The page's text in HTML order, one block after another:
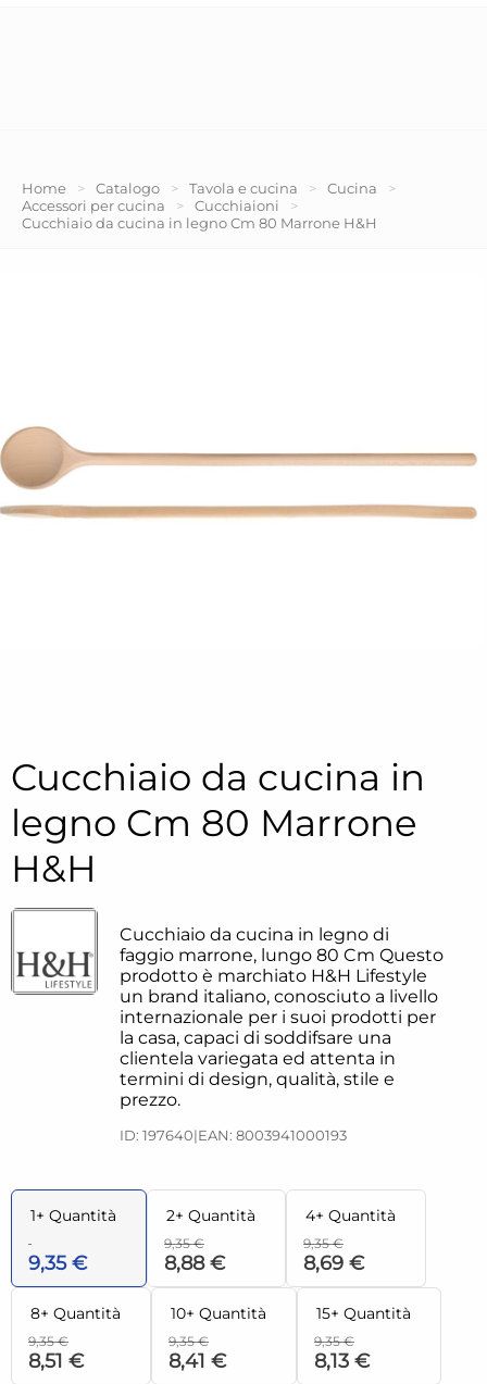
Home > Catalogo > Tavola e cucina > Cucina
>
Accessori per cucina
> Cucchiaioni
>
Cucchiaio da cucina in legno Cm 80 Marrone H&H
Cucchiaio da cucina in
legno Cm 80 Marrone
H&H
Cucchiaio da cucina in legno di
faggio marrone, lungo 80 Cm Questo
prodotto è marchiato H&H Lifestyle
un brand italiano, conosciuto a livello
internazionale per i suoi prodotti per
la casa, capaci di soddifsare una
clientela variegata ed attenta in
termini di design, qualità, stile e
prezzo.
ID: 197640|EAN: 8003941000193
1+ Quantità
9,35 €
2+ Quantità
9,35 €
8,88 €
4+ Quantità
9,35 €
8,69 €
8+ Quantità
9,35 €
8,51 €
10+ Quantità
9,35 €
8,41 €
15+ Quantità
9,35 €
8,13 €